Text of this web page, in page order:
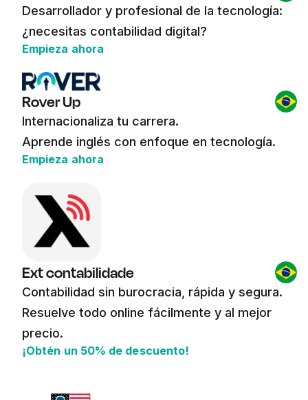
Desarrollador y profesional de la tecnología:
¿necesitas contabilidad digital?
Empieza ahora
Rover Up
Internacionaliza tu carrera.
Aprende inglés con enfoque en tecnología.
Empieza ahora
Ext contabilidade
Contabilidad sin burocracia, rápida y segura.
Resuelve todo online fácilmente y al mejor
precio.
¡Obtén un 50% de descuento!